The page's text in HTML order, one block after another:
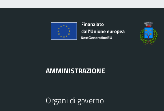
AMMINISTRAZIONE
Organi di governo